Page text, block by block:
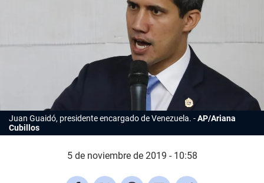
Juan Guaidó, presidente encargado de Venezuela.
AP/Ariana
Cubillos
5 de noviembre de 2019 - 10:58